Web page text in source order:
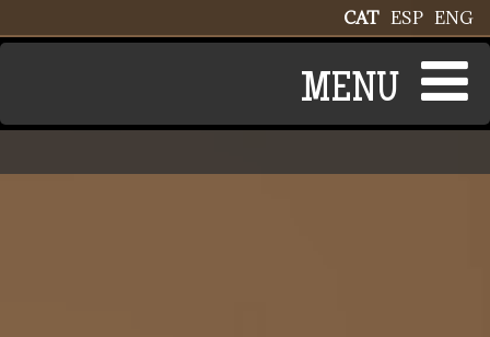
ENG
ESP
CAT